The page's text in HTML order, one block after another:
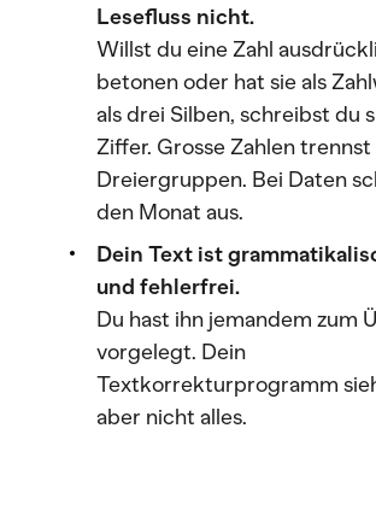
Lesefluss nicht.
Willst du eine Zahl
betonen oder hat sie als
als drei Silben, schreibst du
Ziffer. Grosse Zahlen
Dreiergruppen. Bei Daten
den Monat aus.
Dein Text ist
und fehlerfrei.
Du hast ihn jemandem zum
vorgelegt. Dein
Textkorrekturprogramm
aber nicht alles.